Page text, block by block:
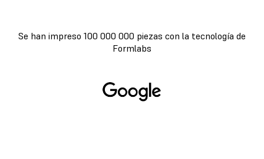
Se han impreso 100 000 000 piezas con la tecnología de
Formlabs